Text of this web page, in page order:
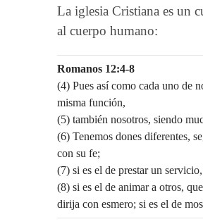
La iglesia Cristiana es un
al cuerpo humano:
Romanos 12:4-8
(4) Pues así como cada uno de
misma función,
(5) también nosotros, siendo
(6) Tenemos dones diferentes,
con su fe;
(7) si es el de prestar un
(8) si es el de animar a otros,
dirija con esmero; si es el de